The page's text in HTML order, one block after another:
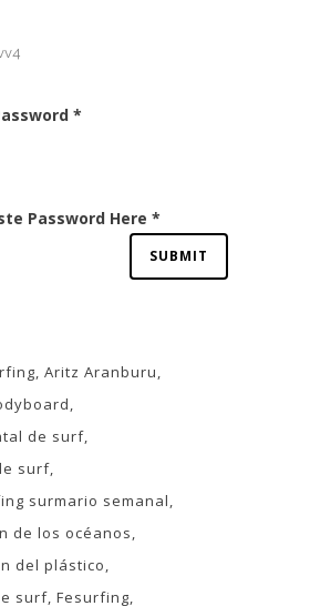
*
Password Here *
Aritz Aranburu
de surf
surf
surmario semanal
de los océanos
del plástico
surf Fesurfing